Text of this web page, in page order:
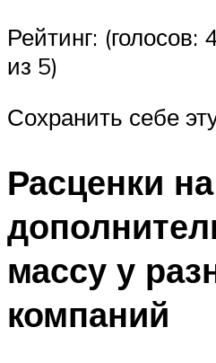
Рейтинг: (голосов:
из 5)
Сохранить себе
Расценки на
массу у
компаний